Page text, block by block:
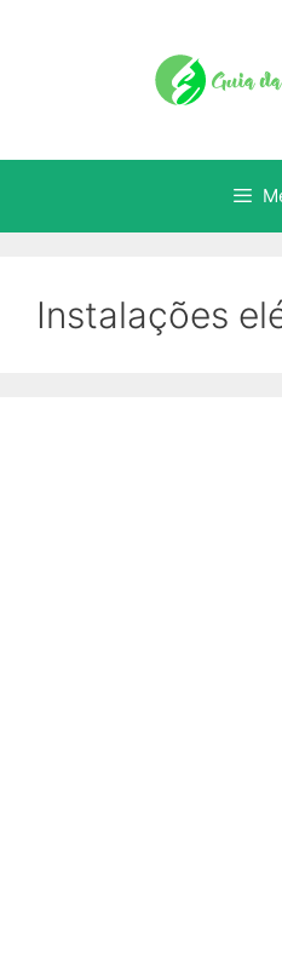
Instalações